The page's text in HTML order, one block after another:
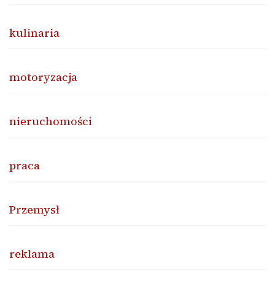
kulinaria
motoryzacja
nieruchomości
praca
Przemysł
reklama